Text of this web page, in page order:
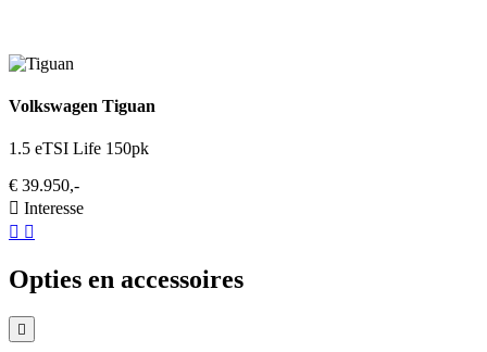
Volkswagen Tiguan
1.5 eTSI Life 150pk
€ 39.950,-
Interesse
Opties en accessoires